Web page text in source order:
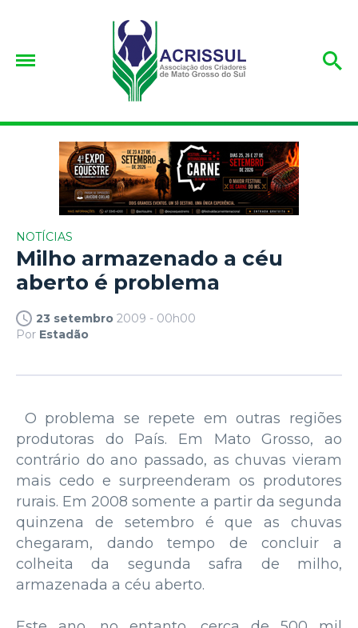
NOTÍCIAS
Milho armazenado a céu
aberto é problema
23 setembro 2009 - 00h00
Por Estadão
O problema se repete em outras regiões
produtoras do País. Em Mato Grosso, ao
contrário do ano passado, as chuvas vieram
mais cedo e surpreenderam os produtores
rurais. Em 2008 somente a partir da segunda
quinzena de setembro é que as chuvas
chegaram, dando tempo de concluir a
colheita da segunda safra de milho,
armazenada a céu aberto.